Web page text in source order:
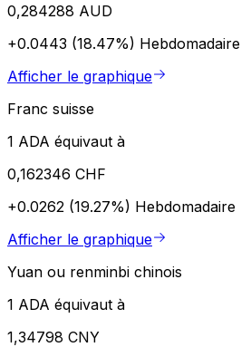
0,284288 AUD
+0.0443 (18.47%) Hebdomadaire
Afficher le graphique
Franc suisse
1 ADA équivaut à
0,162346 CHF
+0.0262 (19.27%) Hebdomadaire
Afficher le graphique
Yuan ou renminbi chinois
1 ADA équivaut à
1,34798 CNY